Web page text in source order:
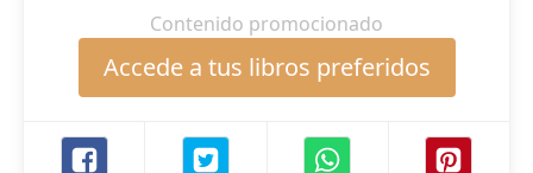
Contenido promocionado
Accede a tus libros preferidos